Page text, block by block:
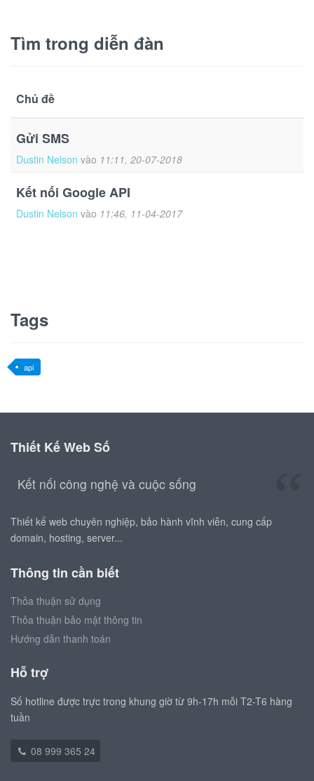
Tìm trong diễn đàn
Chủ đề
Gửi SMS
Dustin Nelson vào 11:11, 20-07-2018
Kết nối Google API
Dustin Nelson vào 11:46, 11-04-2017
Tags
api
Thiết Kế Web Số
Kết nối công nghệ và cuộc sống
Thiết kế web chuyên nghiệp, bảo hành vĩnh viễn, cung cấp
domain, hosting, server...
Thông tin cần biết
Thỏa thuận sử dụng
Thỏa thuận bảo mật thông tin
Hướng dẫn thanh toán
Hỗ trợ
Số hotline được trực trong khung giờ từ 9h-17h mỗi T2-T6 hàng
tuần
08 999 365 24